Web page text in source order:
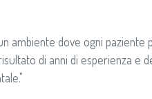
ambiente dove ogni
di anni di esperienza e